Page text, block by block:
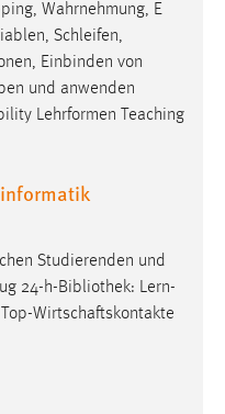
Wahrnehmung, E
Schleifen,
Einbinden von
und anwenden
Lehrformen Teaching
Studierenden und
24-h-Bibliothek: Lern-
Wirtschaftskontakte
sich an der Website
anonym.
zu verstehen, wie
nutzen.